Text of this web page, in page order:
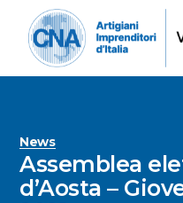
News
Assemblea
d’Aosta –